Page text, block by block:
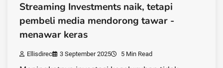
Streaming Investments naik, tetapi
pembeli media mendorong tawar -
menawar keras
Ellisdirec 3 September 2025 5 Min Read